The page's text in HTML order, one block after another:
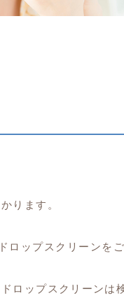
ります。
ロップスクリーンを
ロップスクリーンは